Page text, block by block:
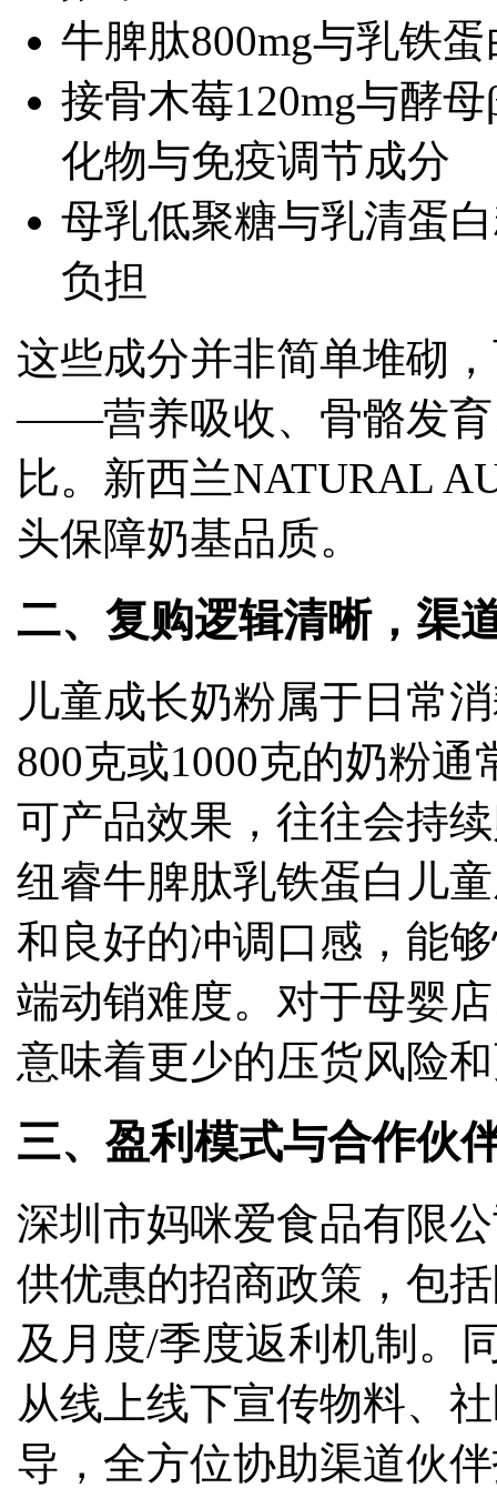
牛脾肽800mg与乳铁
接骨木莓120mg与酵
化物与免疫调节成分
母乳低聚糖与乳清蛋
负担
这些成分并非简单堆砌
——营养吸收、骨骼发
比。新西兰NATURAL
头保障奶基品质。
二、复购逻辑清晰，渠
儿童成长奶粉属于日常
800克或1000克的奶粉
可产品效果，往往会持
纽睿牛脾肽乳铁蛋白儿
和良好的冲调口感，能
端动销难度。对于母婴
意味着更少的压货风险
三、盈利模式与合作伙
深圳市妈咪爱食品有限
供优惠的招商政策，包
及月度/季度返利机制。
从线上线下宣传物料、
导，全方位协助渠道伙